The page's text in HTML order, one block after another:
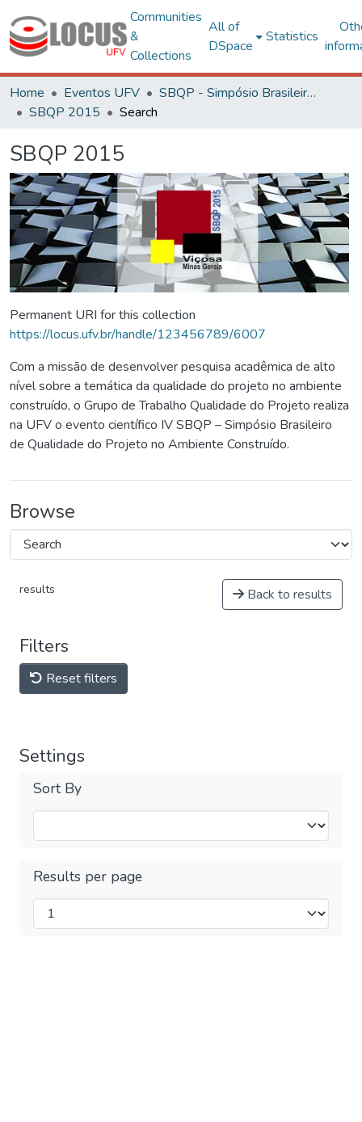
Communities
&
Collections
All of
DSpace
Statistics
Home Eventos UFV
SBQP - Simpósio Brasileiro de Qualidade do Projeto no Ambiente Construído
SBQP 2015
Search
SBQP 2015
Permanent URI for this collection
https://locus.ufv.br/handle/123456789/6007
Com a missão de desenvolver pesquisa acadêmica de alto
nível sobre a temática da qualidade do projeto no ambiente
construído, o Grupo de Trabalho Qualidade do Projeto realiza
na UFV o evento científico IV SBQP – Simpósio Brasileiro
de Qualidade do Projeto no Ambiente Construído.
Browse
results Back to results
Filters
Reset filters
Settings
Sort By
Results per page